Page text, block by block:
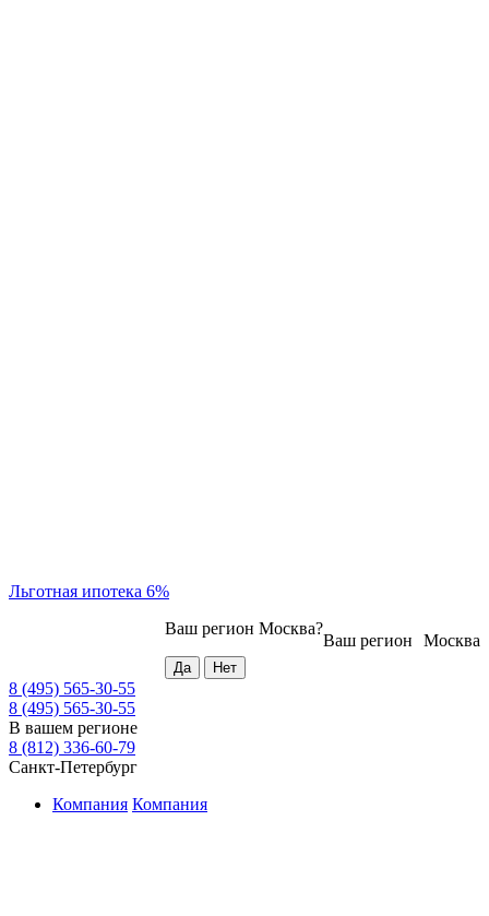
Льготная ипотека 6%
Москва
Ваш регион
Ваш регион Москва?
8 (495) 565-30-55
8 (495) 565-30-55
В вашем регионе
8 (812) 336-60-79
Санкт-Петербург
Компания Компания